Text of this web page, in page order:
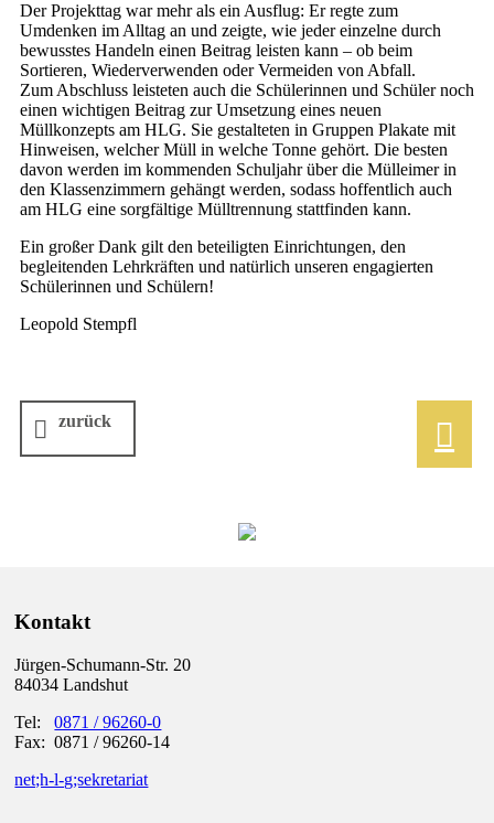
Der Projekttag war mehr als ein Ausflug: Er regte zum
Umdenken im Alltag an und zeigte, wie jeder einzelne durch
bewusstes Handeln einen Beitrag leisten kann – ob beim
Sortieren, Wiederverwenden oder Vermeiden von Abfall.
Zum Abschluss leisteten auch die Schülerinnen und Schüler noch
einen wichtigen Beitrag zur Umsetzung eines neuen
Müllkonzepts am HLG. Sie gestalteten in Gruppen Plakate mit
Hinweisen, welcher Müll in welche Tonne gehört. Die besten
davon werden im kommenden Schuljahr über die Mülleimer in
den Klassenzimmern gehängt werden, sodass hoffentlich auch
am HLG eine sorgfältige Mülltrennung stattfinden kann.
Ein großer Dank gilt den beteiligten Einrichtungen, den
begleitenden Lehrkräften und natürlich unseren engagierten
Schülerinnen und Schülern!
Leopold Stempfl

zurück
Kontakt
Jürgen-Schumann-Str. 20
84034 Landshut
Tel:0871 / 96260-0
Fax: 0871 / 96260-14
net;h-l-g;sekretariat